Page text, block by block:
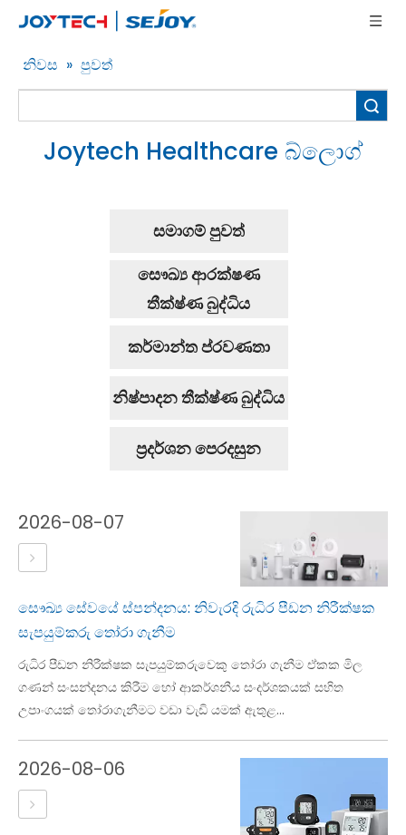
නිවස » පුවත්
Joytech Healthcare බ්ලොග්
සමාගම් පුවත්
සෞඛ්‍ය ආරක්ෂණ
තීක්ෂ්ණ බුද්ධිය
කර්මාන්ත ප්රවණතා
නිෂ්පාදන තීක්ෂ්ණ බුද්ධිය
ප්‍රදර්ශන පෙරදසුන
2026-08-07
සෞඛ්‍ය සේවයේ ස්පන්දනය: නිවැරදි රුධිර පීඩන නිරීක්ෂක
සැපයුම්කරු තෝරා ගැනීම
රුධිර පීඩන නිරීක්ෂක සැපයුම්කරුවෙකු තෝරා ගැනීම ඒකක මිල
ගණන් සංසන්දනය කිරීම හෝ ආකර්ශනීය සංදර්ශකයක් සහිත
උපාංගයක් තෝරාගැනීමට වඩා වැඩි යමක් ඇතුළ...
2026-08-06